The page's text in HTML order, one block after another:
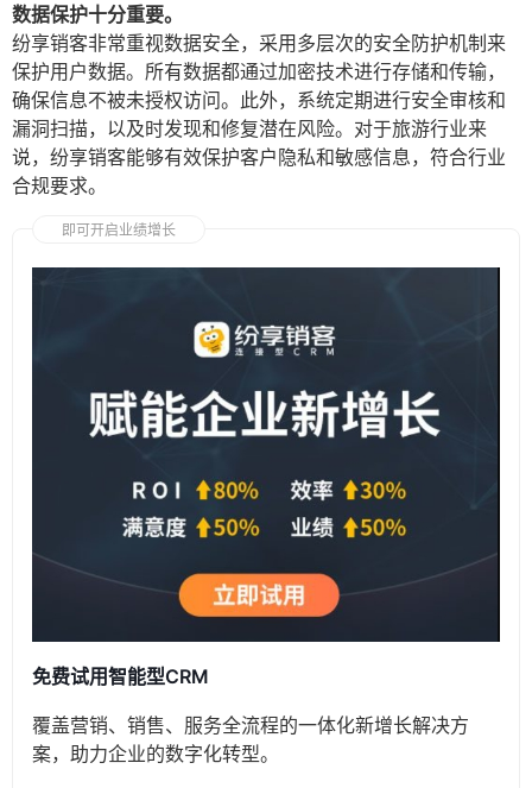
数据保护十分重要。
纷享销客非常重视数据安全，采用多层次的安全防护机制来
保护用户数据。所有数据都通过加密技术进行存储和传输，
确保信息不被未授权访问。此外，系统定期进行安全审核和
漏洞扫描，以及时发现和修复潜在风险。对于旅游行业来
说，纷享销客能够有效保护客户隐私和敏感信息，符合行业
合规要求。
即可开启业绩增长
免费试用智能型CRM
覆盖营销、销售、服务全流程的一体化新增长解决方
案，助力企业的数字化转型。